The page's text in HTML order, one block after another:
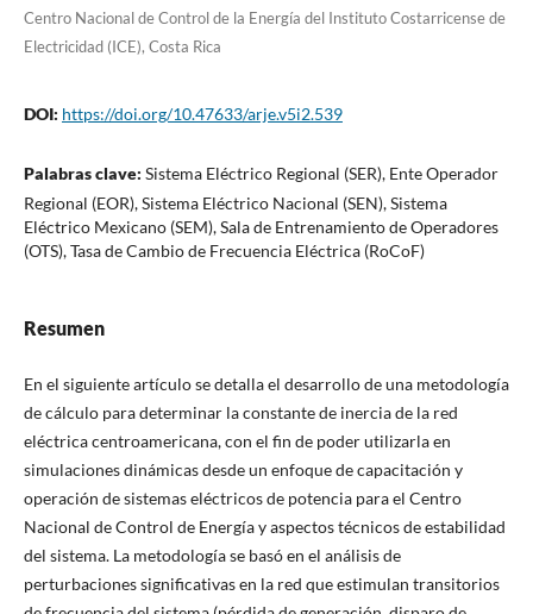
Centro Nacional de Control de la Energía del Instituto Costarricense de
Electricidad (ICE), Costa Rica
DOI: https://doi.org/10.47633/arje.v5i2.539
Palabras clave: Sistema Eléctrico Regional (SER), Ente Operador
Regional (EOR), Sistema Eléctrico Nacional (SEN), Sistema
Eléctrico Mexicano (SEM), Sala de Entrenamiento de Operadores
(OTS), Tasa de Cambio de Frecuencia Eléctrica (RoCoF)
Resumen
En el siguiente artículo se detalla el desarrollo de una metodología
de cálculo para determinar la constante de inercia de la red
eléctrica centroamericana, con el fin de poder utilizarla en
simulaciones dinámicas desde un enfoque de capacitación y
operación de sistemas eléctricos de potencia para el Centro
Nacional de Control de Energía y aspectos técnicos de estabilidad
del sistema. La metodología se basó en el análisis de
perturbaciones significativas en la red que estimulan transitorios